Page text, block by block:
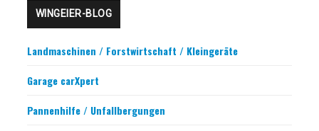
WINGEIER-BLOG
Landmaschinen / Forstwirtschaft / Kleingeräte
Garage carXpert
Pannenhilfe / Unfallbergungen